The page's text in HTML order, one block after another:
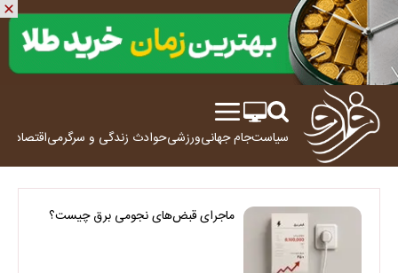
سیاستجام جهانیورزشیحوادث زندگی و سرگرمیاقتصاد
ماجرای قبض‌های نجومی برق چیست؟